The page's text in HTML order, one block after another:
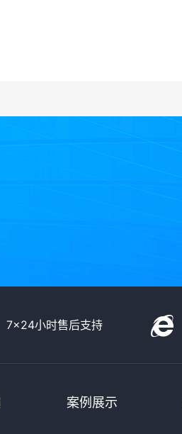
7x24小时售后支持
案例展示